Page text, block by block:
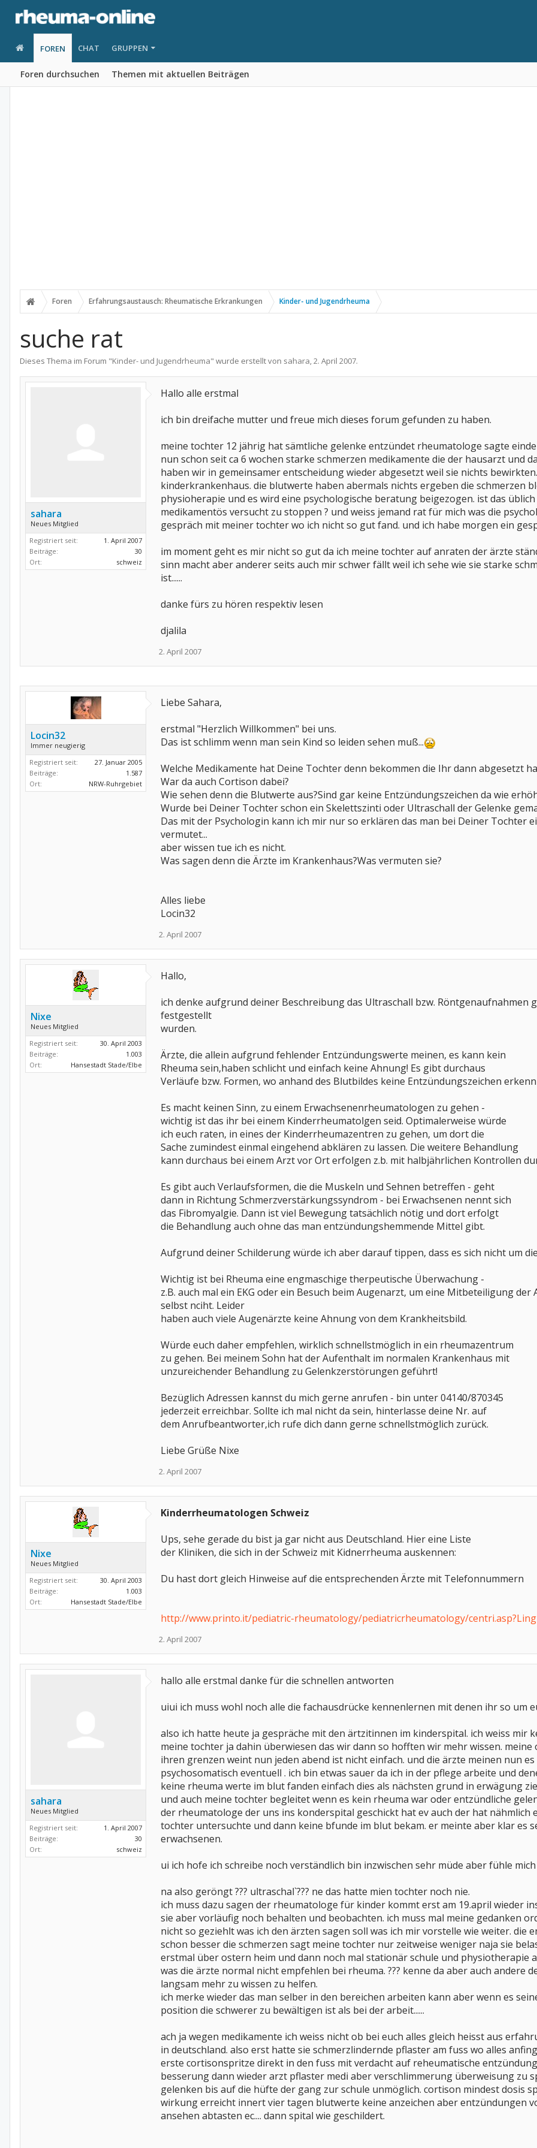
FOREN
Foren durchsuchen Themen mit aktuellen Beiträgen
CHAT GRUPPEN
Foren Erfahrungsaustausch: Rheumatische Erkrankungen Kinder- und Jugendrheuma
suche rat
Dieses Thema im Forum "Kinder- und Jugendrheuma" wurde erstellt von sahara,2. April 2007.
sahara
Neues Mitglied
Registriert seit:
1. April 2007
Beiträge:
30
Ort:
schweiz
Hallo alle erstmal
ich bin dreifache mutter und freue mich dieses forum gefunden zu haben.
meine tochter 12 jährig hat sämtliche gelenke entzündet rheumatologe sagte
nun schon seit ca 6 wochen starke schmerzen medikamente die der hausarzt
haben wir in gemeinsamer entscheidung wieder abgesetzt weil sie nichts
kinderkrankenhaus. die blutwerte haben abermals nichts ergeben die schmerzen
physioherapie und es wird eine psychologische beratung beigezogen. ist das
medikamentös versucht zu stoppen ? und weiss jemand rat für mich was die
gespräch mit meiner tochter wo ich nicht so gut fand. und ich habe morgen ein
im moment geht es mir nicht so gut da ich meine tochter auf anraten der ärzte
sinn macht aber anderer seits auch mir schwer fällt weil ich sehe wie sie starke
ist......
danke fürs zu hören respektiv lesen
djalila
2. April 2007
Locin32
Immer neugierig
Registriert seit:
27. Januar 2005
Beiträge:
1.587
Ort:
NRW-Ruhrgebiet
Liebe Sahara,
erstmal "Herzlich Willkommen" bei uns.
Das ist schlimm wenn man sein Kind so leiden sehen muß...
Welche Medikamente hat Deine Tochter denn bekommen die Ihr dann abgesetzt
War da auch Cortison dabei?
Wie sehen denn die Blutwerte aus?Sind gar keine Entzündungszeichen da wie
Wurde bei Deiner Tochter schon ein Skelettszinti oder Ultraschall der Gelenke
Das mit der Psychologin kann ich mir nur so erklären das man bei Deiner Tochter
vermutet...
aber wissen tue ich es nicht.
Was sagen denn die Ärzte im Krankenhaus?Was vermuten sie?
Alles liebe
Locin32
2. April 2007
Nixe
Neues Mitglied
Registriert seit:
30. April 2003
Beiträge:
1.003
Ort:
Hansestadt Stade/Elbe
Hallo,
ich denke aufgrund deiner Beschreibung das Ultraschall bzw. Röntgenaufnahmen
festgestellt
wurden.
Ärzte, die allein aufgrund fehlender Entzündungswerte meinen, es kann kein
Rheuma sein,haben schlicht und einfach keine Ahnung! Es gibt durchaus
Verläufe bzw. Formen, wo anhand des Blutbildes keine Entzündungszeichen
Es macht keinen Sinn, zu einem Erwachsenenrheumatologen zu gehen -
wichtig ist das ihr bei einem Kinderrheumatolgen seid. Optimalerweise würde
ich euch raten, in eines der Kinderrheumazentren zu gehen, um dort die
Sache zumindest einmal eingehend abklären zu lassen. Die weitere Behandlung
kann durchaus bei einem Arzt vor Ort erfolgen z.b. mit halbjährlichen Kontrollen
Es gibt auch Verlaufsformen, die die Muskeln und Sehnen betreffen - geht
dann in Richtung Schmerzverstärkungssyndrom - bei Erwachsenen nennt sich
das Fibromyalgie. Dann ist viel Bewegung tatsächlich nötig und dort erfolgt
die Behandlung auch ohne das man entzündungshemmende Mittel gibt.
Aufgrund deiner Schilderung würde ich aber darauf tippen, dass es sich nicht um
Wichtig ist bei Rheuma eine engmaschige therpeutische Überwachung -
z.B. auch mal ein EKG oder ein Besuch beim Augenarzt, um eine Mitbeteiligung
selbst nciht. Leider
haben auch viele Augenärzte keine Ahnung von dem Krankheitsbild.
Würde euch daher empfehlen, wirklich schnellstmöglich in ein rheumazentrum
zu gehen. Bei meinem Sohn hat der Aufenthalt im normalen Krankenhaus mit
unzureichender Behandlung zu Gelenkzerstörungen geführt!
Bezüglich Adressen kannst du mich gerne anrufen - bin unter 04140/870345
jederzeit erreichbar. Sollte ich mal nicht da sein, hinterlasse deine Nr. auf
dem Anrufbeantworter,ich rufe dich dann gerne schnellstmöglich zurück.
Liebe Grüße Nixe
2. April 2007
Nixe
Neues Mitglied
Registriert seit:
30. April 2003
Beiträge:
1.003
Ort:
Hansestadt Stade/Elbe
Kinderrheumatologen Schweiz
Ups, sehe gerade du bist ja gar nicht aus Deutschland. Hier eine Liste
der Kliniken, die sich in der Schweiz mit Kidnerrheuma auskennen:
Du hast dort gleich Hinweise auf die entsprechenden Ärzte mit Telefonnummern
http://www.printo.it/pediatric-rheumatology/pediatricrheumatology/
2. April 2007
sahara
Neues Mitglied
Registriert seit:
1. April 2007
Beiträge:
30
Ort:
schweiz
hallo alle erstmal danke für die schnellen antworten
uiui ich muss wohl noch alle die fachausdrücke kennenlernen mit denen ihr so um
also ich hatte heute ja gespräche mit den ärtzitinnen im kinderspital. ich weiss mir
meine tochter ja dahin überwiesen das wir dann so hofften wir mehr wissen.
ihren grenzen weint nun jeden abend ist nicht einfach. und die ärzte meinen nun
psychosomatisch eventuell . ich bin etwas sauer da ich in der pflege arbeite und
keine rheuma werte im blut fanden einfach dies als nächsten grund in erwägung
und auch meine tochter begleitet wenn es kein rheuma war oder entzündliche
der rheumatologe der uns ins konderspital geschickt hat ev auch der hat nähmlich
tochter untersuchte und dann keine bfunde im blut bekam. er meinte aber klar es
erwachsenen.
ui ich hofe ich schreibe noch verständlich bin inzwischen sehr müde aber fühle
na also geröngt ??? ultraschal`??? ne das hatte mien tochter noch nie.
ich muss dazu sagen der rheumatologe für kinder kommt erst am 19.april wieder
sie aber vorläufig noch behalten und beobachten. ich muss mal meine gedanken
nicht so geziehlt was ich den ärzten sagen soll was ich mir vorstelle wie weiter.
schon besser die schmerzen sagt meine tochter nur zeitweise weniger naja sie
erstmal über ostern heim und dann noch mal stationär schule und physiotherapie
was die ärzte normal nicht empfehlen bei rheuma. ??? kenne da aber auch
langsam mehr zu wissen zu helfen.
ich merke wieder das man selber in den bereichen arbeiten kann aber wenn es
position die schwerer zu bewältigen ist als bei der arbeit......
ach ja wegen medikamente ich weiss nicht ob bei euch alles gleich heisst aus
in deutschland. also erst hatte sie schmerzlindernde pflaster am fuss wo alles
erste cortisonspritze direkt in den fuss mit verdacht auf reheumatische
besserung dann wieder arzt pflaster medi aber verschlimmerung überweisung zu
gelenken bis auf die hüfte der gang zur schule unmöglich. cortison mindest dosis
wirkung erreicht innert vier tagen blutwerte keine anzeichen aber entzündungen
ansehen abtasten ec.... dann spital wie geschildert.